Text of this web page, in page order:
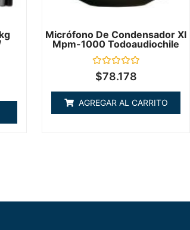
Micrófono De Condensador Xl
Mpm-1000 Todoaudiochile
Valorado
en
de
5
$78.178
AGREGAR AL CARRITO